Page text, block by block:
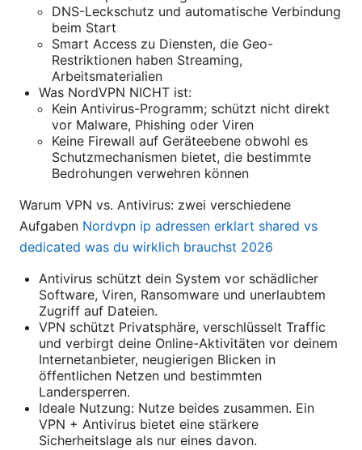
DNS-Leckschutz und automatische Verbindung
beim Start
Smart Access zu Diensten, die Geo-
Restriktionen haben Streaming,
Arbeitsmaterialien
Was NordVPN NICHT ist:
Kein Antivirus-Programm; schützt nicht direkt
vor Malware, Phishing oder Viren
Keine Firewall auf Geräteebene obwohl es
Schutzmechanismen bietet, die bestimmte
Bedrohungen verwehren können
Warum VPN vs. Antivirus: zwei verschiedene
Aufgaben Nordvpn ip adressen erklart shared vs
dedicated was du wirklich brauchst 2026
Antivirus schützt dein System vor schädlicher
Software, Viren, Ransomware und unerlaubtem
Zugriff auf Dateien.
VPN schützt Privatsphäre, verschlüsselt Traffic
und verbirgt deine Online-Aktivitäten vor deinem
Internetanbieter, neugierigen Blicken in
öffentlichen Netzen und bestimmten
Landersperren.
Ideale Nutzung: Nutze beides zusammen. Ein
VPN + Antivirus bietet eine stärkere
Sicherheitslage als nur eines davon.